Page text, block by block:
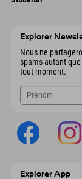
9546 Bad
Explorer
Nous ne
spams autant
tout moment.
Explorer App